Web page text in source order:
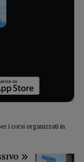
i corsi organizzati in